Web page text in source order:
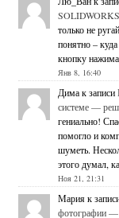
только не
понятно –
кнопку
Янв 8, 16:40
Димак записи
системе —
гениально!
помогло и
шуметь.
этого думал,
Ноя 21, 21:31
Марияк
фотографии —